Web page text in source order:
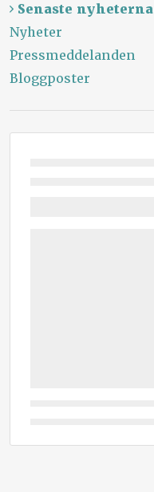
Senaste nyheterna
Nyheter
Pressmeddelanden
Bloggposter